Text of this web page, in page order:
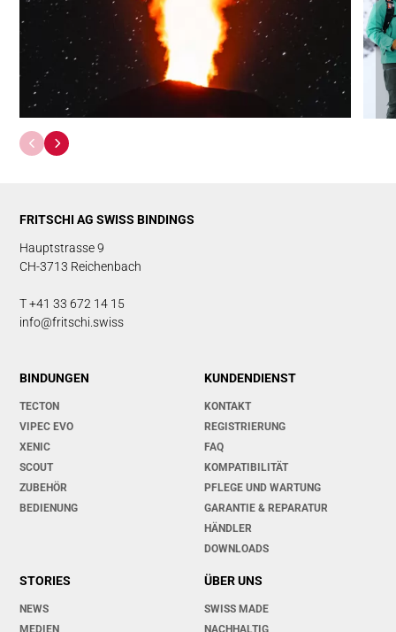
FRITSCHI AG SWISS BINDINGS
Hauptstrasse 9
CH-3713 Reichenbach
T +41 33 672 14 15
info@fritschi.swiss
BINDUNGEN
TECTON
VIPEC EVO
XENIC
SCOUT
ZUBEHÖR
BEDIENUNG
KUNDENDIENST
KONTAKT
REGISTRIERUNG
FAQ
KOMPATIBILITÄT
PFLEGE UND WARTUNG
GARANTIE & REPARATUR
HÄNDLER
DOWNLOADS
STORIES
NEWS
MEDIEN
ÜBER UNS
SWISS MADE
NACHHALTIG